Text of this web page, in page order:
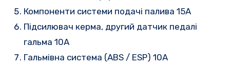
Компоненти системи подачі палива 15A
Підсилювач керма, другий датчик педалі
гальма 10A
Гальмівна система (ABS / ESP) 10A